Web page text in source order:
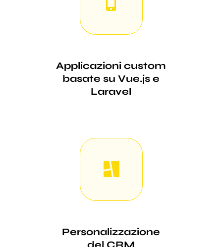
Applicazioni custom
basate su Vue.js e
Laravel
Personalizzazione